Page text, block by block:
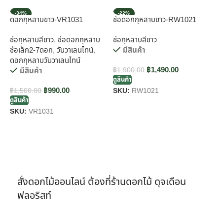
-34%
ดอกกุหลาบขาว-VR1031
ช่อกุหลาบสีขาว, ช่อดอกกุหลาบ
ช่อเล็ก2-7ดอก, วันวาเลนไทน์,
ดอกกุหลาบวันวาเลนไทน์
มีสินค้า
฿1,500.00 ฿990.00
ดูสินค้า
SKU: VR1031
-22%
ช่อดอกกุหลาบขาว-RW1021
ช่อกุหลาบสีขาว
มีสินค้า
฿1,900.00 ฿1,490.00
ดูสินค้า
SKU: RW1021
สั่งดอกไม้ออนไลน์ ต้องที่ร้านดอกไม้ ดุจเดือน
ฟลอริสท์